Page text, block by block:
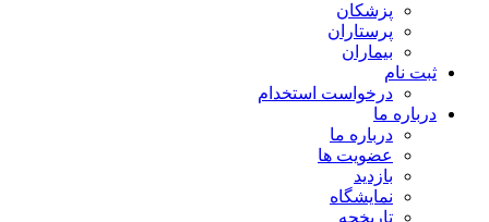
پزشكان
پرستاران
بيماران
ثبت نام
درخواست استخدام
درباره ما
درباره ما
عضویت ها
بازدید
نمایشگاه
تاريخچه